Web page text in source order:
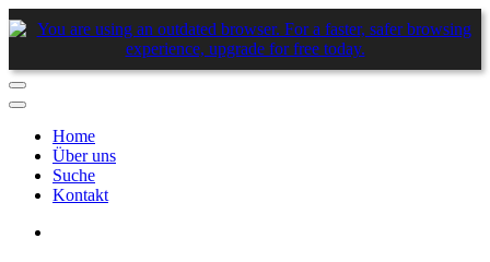
Home
Über uns
Suche
Kontakt